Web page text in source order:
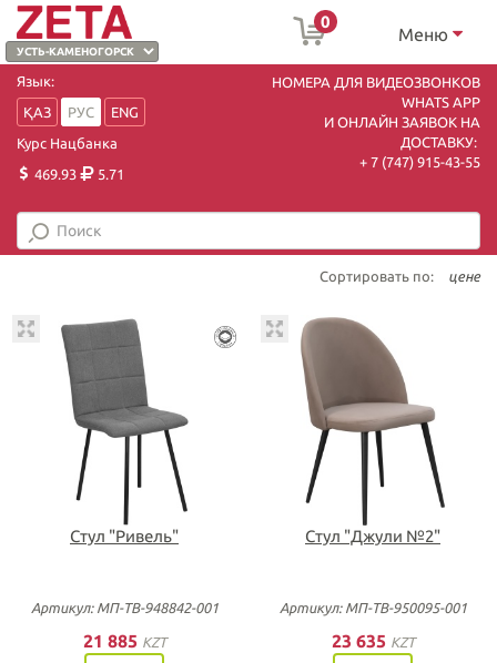
0
Меню
Язык:
ҚАЗ
РУС
ENG
Курс Нацбанка
469.93
5.71
НОМЕРА ДЛЯ ВИДЕОЗВОНКОВ
WHATS APP
И ОНЛАЙН ЗАЯВОК НА
ДОСТАВКУ:
+ 7 (747) 915-43-55
Сортировать по: цене
Стул "Ривель"
Артикул: МП-ТВ-948842-001
21 885 KZT
Стул "Джули №2"
Артикул: МП-ТВ-950095-001
23 635 KZT